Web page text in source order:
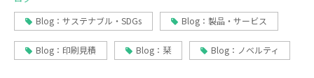
会社概要
Blog：サステナブル・SDGs
Blog：製品・サービス
Blog：印刷見積 Blog：栞 Blog：ノベルティ